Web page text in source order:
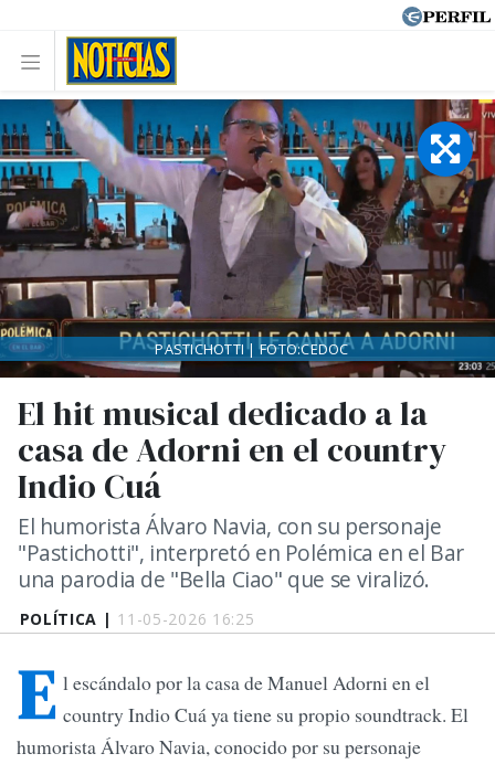
POLÍTICA | 11-05-2026 16:25
El hit musical dedicado a la
casa de Adorni en el country
Indio Cuá
El humorista Álvaro Navia, con su personaje
"Pastichotti", interpretó en Polémica en el Bar
una parodia de "Bella Ciao" que se viralizó.
PASTICHOTTI | FOTO:CEDOC
E l escándalo por la casa de Manuel Adorni en el
country Indio Cuá ya tiene su propio soundtrack. El
humorista Álvaro Navia, conocido por su personaje